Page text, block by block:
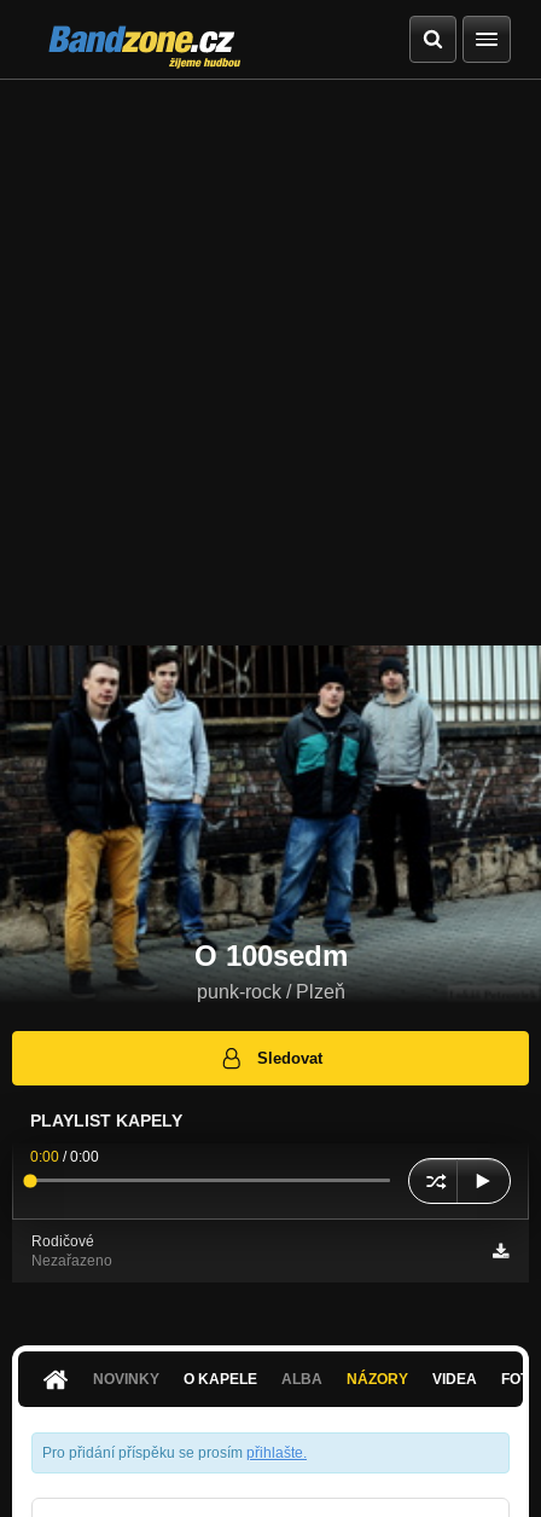
Bandzone.cz
žijeme hudbou
O 100sedm
punk-rock / Plzeň
Sledovat
PLAYLIST KAPELY
0:00 /0:00
Rodičové
Nezařazeno
NOVINKY O KAPELE ALBA NÁZORY VIDEA
Pro přidání příspěku se prosím přihlašte.